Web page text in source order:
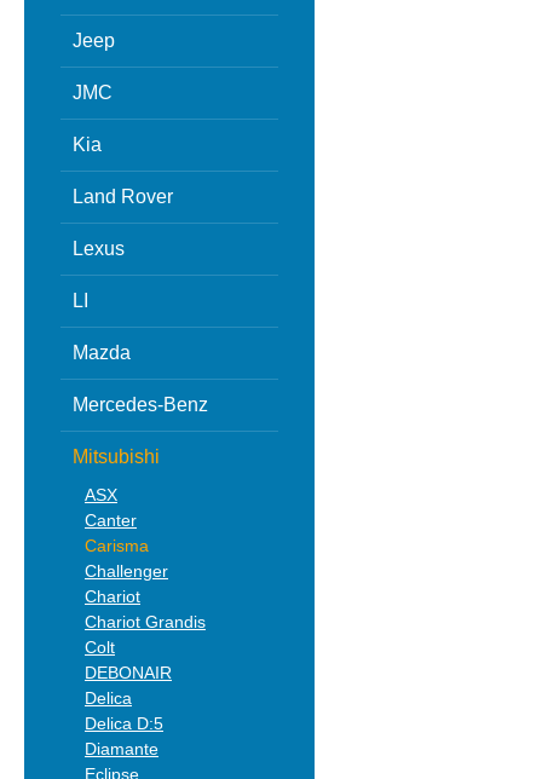
Jeep
JMC
Kia
Land Rover
Lexus
LI
Mazda
Mercedes-Benz
Mitsubishi
ASX
Canter
Carisma
Challenger
Chariot
Chariot Grandis
Colt
DEBONAIR
Delica
Delica D:5
Diamante
Eclipse